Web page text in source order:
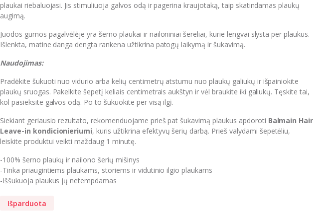
plaukai riebaluojasi. Jis stimuliuoja galvos odą ir pagerina kraujotaką, taip skatindamas plaukų
augimą.
Juodos gumos pagalvėlėje yra šerno plaukai ir nailoniniai šereliai, kurie lengvai slysta per plaukus.
Išlenkta, matine danga dengta rankena užtikrina patogų laikymą ir šukavimą.
Naudojimas:
Pradėkite šukuoti nuo vidurio arba kelių centimetrų atstumu nuo plaukų galiukų ir išpainiokite
plaukų sruogas. Pakelkite šepetį keliais centimetrais aukštyn ir vėl braukite iki galiukų. Tęskite tai,
kol pasieksite galvos odą. Po to šukuokite per visą ilgį.
Siekiant geriausio rezultato, rekomenduojame prieš pat šukavimą plaukus apdoroti Balmain Hair
Leave-in kondicionieriumi, kuris užtikrina efektyvų šerių darbą. Prieš valydami šepetėliu,
leiskite produktui veikti maždaug 1 minutę.
-100% šerno plaukų ir nailono šerių mišinys
-Tinka priaugintiems plaukams, storiems ir vidutinio ilgio plaukams
-Iššukuoja plaukus jų netempdamas
Išparduota